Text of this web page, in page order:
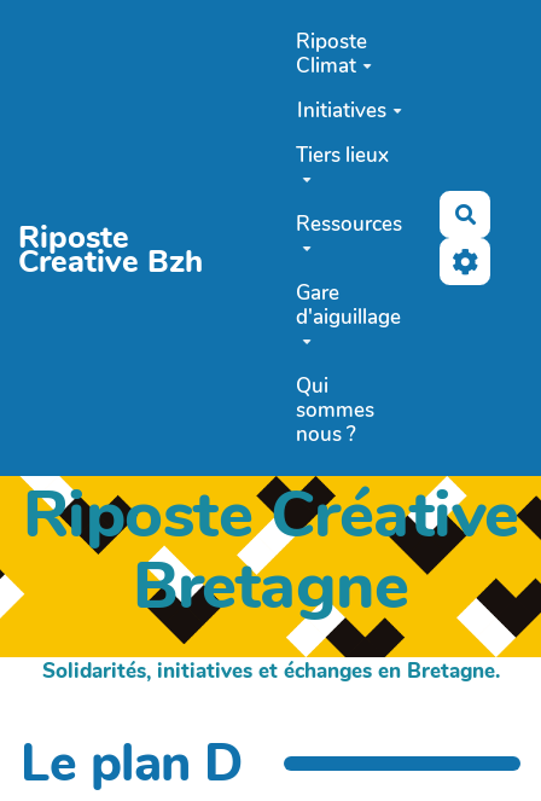
Riposte
Creative Bzh
Riposte
Climat
Initiatives
Tiers lieux
Ressources
Gare
d'aiguillage
Qui
sommes
nous ?
Riposte Créative
Bretagne
Solidarités, initiatives et échanges en Bretagne.
Le plan D